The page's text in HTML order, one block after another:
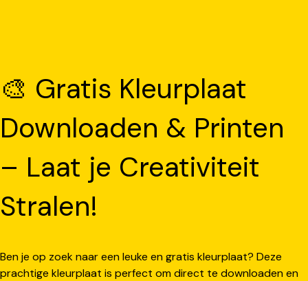
🎨 Gratis Kleurplaat
Downloaden & Printen
– Laat je Creativiteit
Stralen!
Ben je op zoek naar een leuke en gratis kleurplaat? Deze
prachtige kleurplaat is perfect om direct te downloaden en